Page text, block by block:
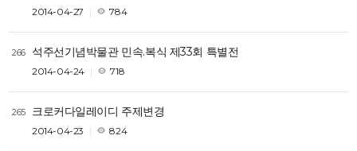
2014-04-27 784
266 석주선기념박물관 민속.복식 제33회 특별전
2014-04-24 718
265 크로커다일레이디 주제변경
2014-04-23 824